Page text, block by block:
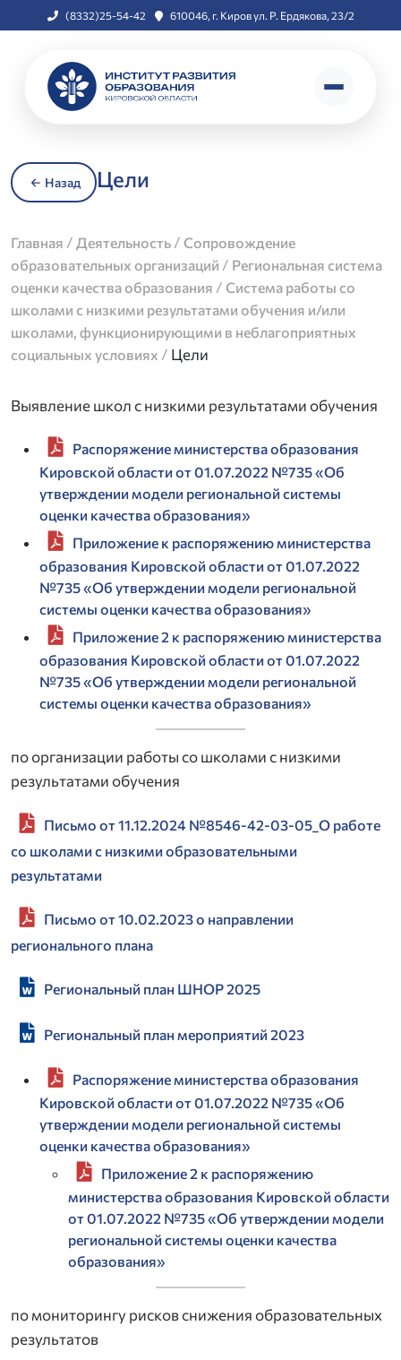
(8332)25-54-42 610046, г. Киров ул. Р. Ердякова, 23/2
Назад Цели
Главная / Деятельность / Сопровождение
образовательных организаций / Региональная система
оценки качества образования / Система работы со
школами с низкими результатами обучения и/или
школами, функционирующими в неблагоприятных
социальных условиях / Цели
Выявление школ с низкими результатами обучения
Распоряжение министерства образования
Кировской области от 01.07.2022 №735 «Об
утверждении модели региональной системы
оценки качества образования»
Приложение к распоряжению министерства
образования Кировской области от 01.07.2022
№735 «Об утверждении модели региональной
системы оценки качества образования»
Приложение 2 к распоряжению министерства
образования Кировской области от 01.07.2022
№735 «Об утверждении модели региональной
системы оценки качества образования»
по организации работы со школами с низкими
результатами обучения
Письмо от 11.12.2024 №8546-42-03-05_О работе
со школами с низкими образовательными
результатами
Письмо от 10.02.2023 о направлении
регионального плана
Региональный план ШНОР 2025
Региональный план мероприятий 2023
Распоряжение министерства образования
Кировской области от 01.07.2022 №735 «Об
утверждении модели региональной системы
оценки качества образования»
Приложение 2 к распоряжению
министерства образования Кировской области
от 01.07.2022 №735 «Об утверждении модели
региональной системы оценки качества
образования»
по мониторингу рисков снижения образовательных
результатов